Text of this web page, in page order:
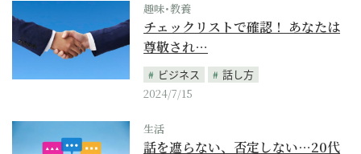
趣味･教養
チェックリストで確認！ あなたは
尊敬され…
ビジネス
話し方
2024/7/15
生活
話を遮らない、否定しない…20代